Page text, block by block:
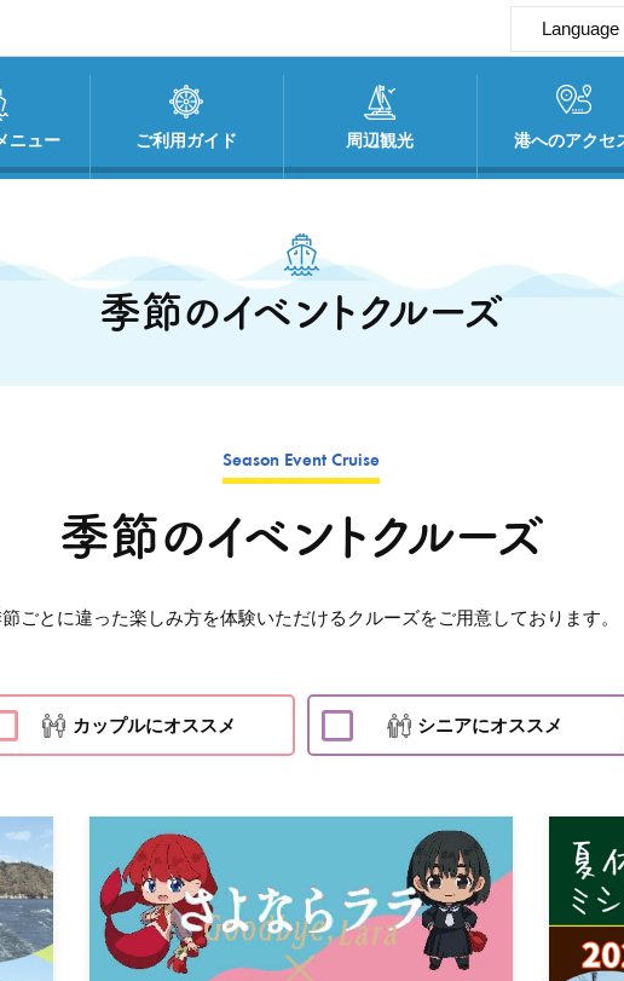
Language
簡体中文
繁体中文
ไทย
ニュー ご利用ガイド 周辺観光 港へのアクセ
季節のイベントクルーズ
Season Event Cruise
季節のイベントクルーズ
ごとに違った楽しみ方を体験いただけるクルーズをご用意しております。
カップルにオススメ シニアにオススメ